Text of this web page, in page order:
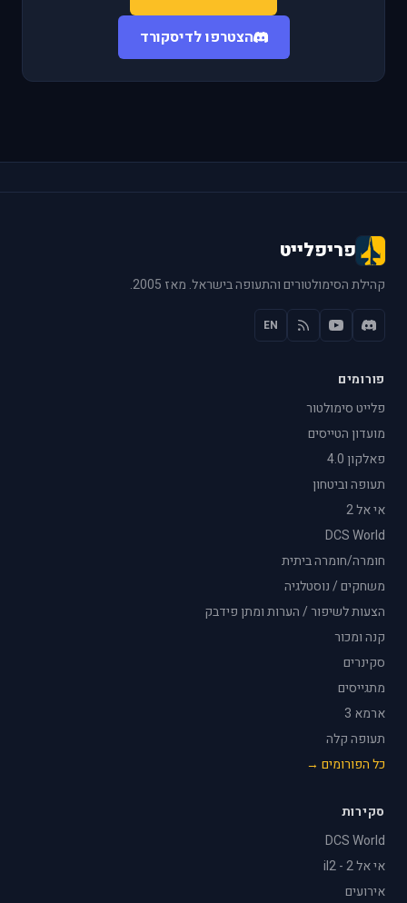
הצטרפו לדיסקורד
פריפלייט
קהילת הסימולטורים והתעופה בישראל. מאז 2005.
EN
פורומים
פלייט סימולטור
מועדון הטייסים
פאלקון 4.0
תעופה וביטחון
אי אל 2
DCS World
חומרה/חומרה ביתית
משחקים / נוסטלגיה
הצעות לשיפור / הערות ומתן פידבק
קנה ומכור
סקינרים
מתגייסים
ארמא 3
תעופה קלה
כל הפורומים →
סקירות
DCS World
אי אל 2 - il2
אירועים